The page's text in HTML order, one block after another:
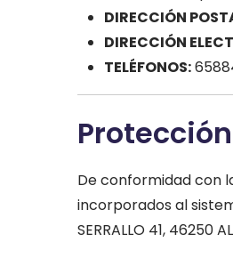
DIRECCIÓN
DIRECCIÓN
TELÉFONOS:
De conformidad con
incorporados al
SERRALLO 41, 46250